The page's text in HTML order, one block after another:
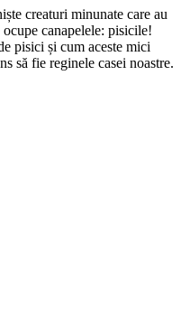
creaturi minunate care au
canapelele: pisicile!
pisici și cum aceste mici
să fie reginele casei noastre.